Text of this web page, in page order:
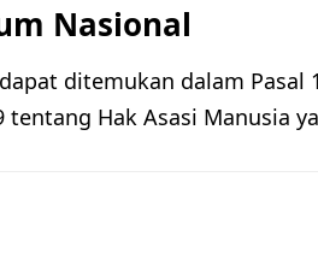
Nasional
ditemukan dalam Pasal 1
Hak Asasi Manusia